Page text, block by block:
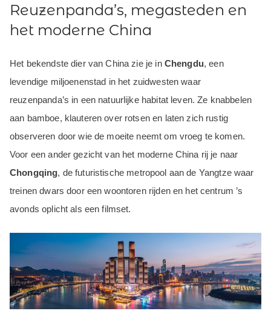
Reuzenpanda’s, megasteden en
het moderne China
Het bekendste dier van China zie je in Chengdu, een
levendige miljoenenstad in het zuidwesten waar
reuzenpanda’s in een natuurlijke habitat leven. Ze knabbelen
aan bamboe, klauteren over rotsen en laten zich rustig
observeren door wie de moeite neemt om vroeg te komen.
Voor een ander gezicht van het moderne China rij je naar
Chongqing, de futuristische metropool aan de Yangtze waar
treinen dwars door een woontoren rijden en het centrum ’s
avonds oplicht als een filmset.